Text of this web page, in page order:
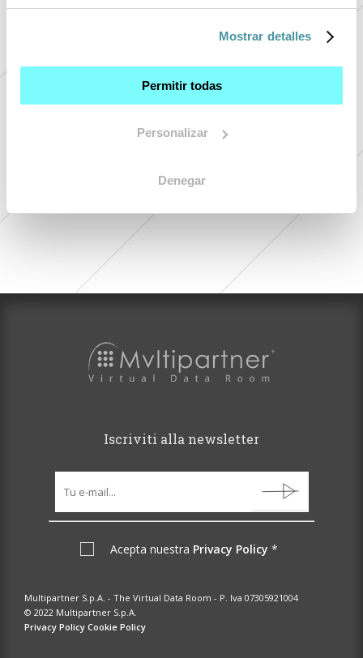
Mostrar detalles
Permitir todas
Personalizar
Denegar
Iscriviti alla newsletter
Acepta nuestra Privacy Policy *
Multipartner S.p.A. - The Virtual Data Room - P. Iva 07305921004
© 2022 Multipartner S.p.A.
Privacy Policy Cookie Policy